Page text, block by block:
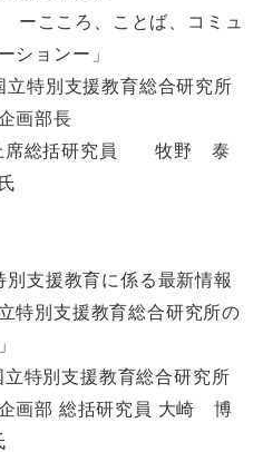
ころ、ことば、コミュ
ションー」
特別支援教育総合研究所
画部長
総括研究員 牧野 泰
別支援教育に係る最新情報
特別支援教育総合研究所の
特別支援教育総合研究所
画部 総括研究員 大崎 博